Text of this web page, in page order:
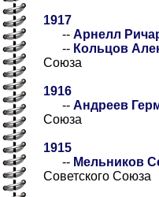
1917
-- Арнелл
-- Кольцов
Союза
1916
-- Андреев
Союза
1915
-- Мельников
Советского Союза